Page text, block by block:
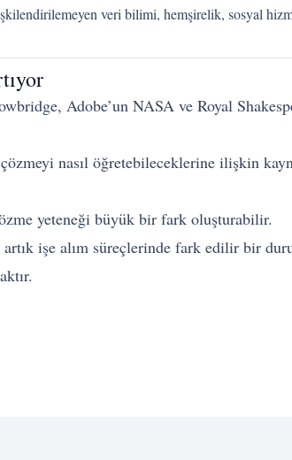
veri bilimi, hemşirelik, sosyal
Adobe’un NASA ve Royal
nasıl öğretebileceklerine ilişkin
yeteneği büyük bir fark oluşturabilir.
artık işe alım süreçlerinde fark edilir bir